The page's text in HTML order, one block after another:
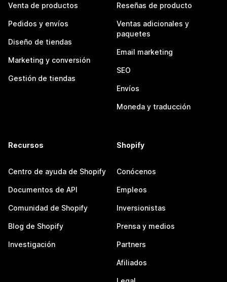
Venta de productos
Pedidos y envíos
Diseño de tiendas
Marketing y conversión
Gestión de tiendas
Reseñas de producto
Ventas adicionales y
paquetes
Email marketing
SEO
Envíos
Moneda y traducción
Recursos
Centro de ayuda de Shopify
Documentos de API
Comunidad de Shopify
Blog de Shopify
Investigación
Shopify
Conócenos
Empleos
Inversionistas
Prensa y medios
Partners
Afiliados